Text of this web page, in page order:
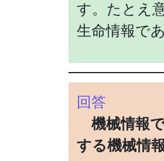
す。たとえ
生命情報で
回答
機械情報
する機械情